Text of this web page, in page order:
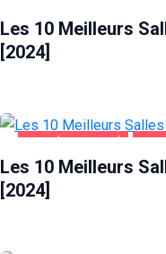
Les 10 Meilleurs
[2024]
Les 10 Meilleurs
[2024]